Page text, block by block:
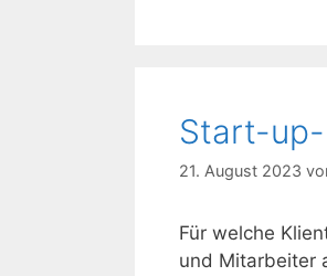
Start-
21. August 2023
Für welche
und Mitarbeiter